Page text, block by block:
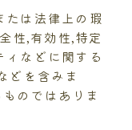
たは法律上の瑕
性,有効性,特定
ィなどに関する
どを含みま
のではありま